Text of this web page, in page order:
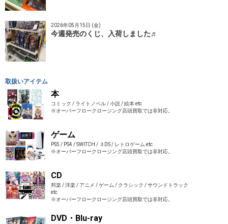
2026年05月15日 (金)
今週発売のくじ、入荷しました♬
取扱いアイテム
本
コミック / ライトノベル / 小説 / 絵本 etc
※オーバーフロークロージング店頭買取では非対応。
ゲーム
PS5 / PS4 / SWITCH / ３DS / レトロゲーム etc
※オーバーフロークロージング店頭買取では非対応。
CD
邦楽 / 洋楽 / アニメ / ゲーム / クラシック / サウンドトラック
etc
※オーバーフロークロージング店頭買取では非対応。
DVD・Blu-ray